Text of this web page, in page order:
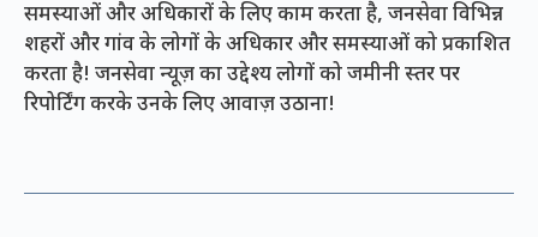
समस्याओं और अधिकारों के लिए काम करता है, जनसेवा विभिन्न
शहरों और गांव के लोगों के अधिकार और समस्याओं को प्रकाशित
करता है! जनसेवा न्यूज़ का उद्देश्य लोगों को जमीनी स्तर पर
रिपोर्टिंग करके उनके लिए आवाज़ उठाना!